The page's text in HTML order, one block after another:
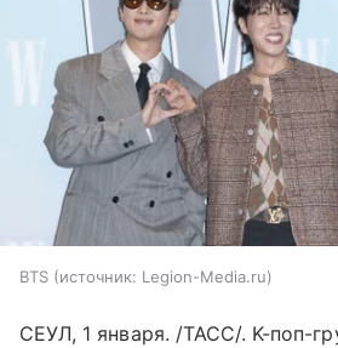
BTS источник: Legion-Media.ru
СЕУЛ, 1 января. /ТАСС/. K-поп-